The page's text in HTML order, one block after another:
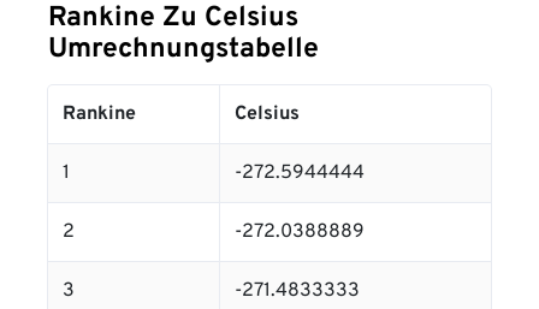
Rankine Zu Celsius
Umrechnungstabelle
Rankine Celsius
1 -272.5944444
2 -272.0388889
3 -271.4833333